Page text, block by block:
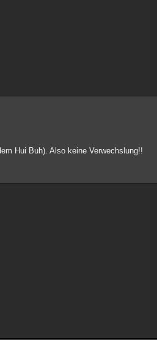
Hui Buh). Also keine Verwechslung!!